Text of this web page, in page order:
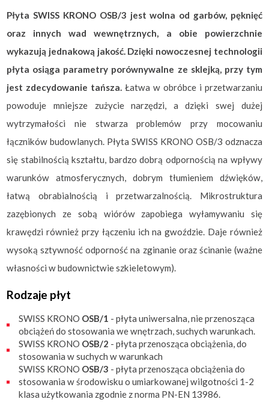
Płyta SWISS KRONO OSB/3 jest wolna od garbów, pęknięć
oraz innych wad wewnętrznych, a obie powierzchnie
wykazują jednakową jakość. Dzięki nowoczesnej technologii
płyta osiąga parametry porównywalne ze sklejką, przy tym
jest zdecydowanie tańsza. Łatwa w obróbce i przetwarzaniu
powoduje mniejsze zużycie narzędzi, a dzięki swej dużej
wytrzymałości nie stwarza problemów przy mocowaniu
łączników budowlanych. Płyta SWISS KRONO OSB/3 odznacza
się stabilnością kształtu, bardzo dobrą odpornością na wpływy
warunków atmosferycznych, dobrym tłumieniem dźwięków,
łatwą obrabialnością i przetwarzalnością. Mikrostruktura
zazębionych ze sobą wiórów zapobiega wyłamywaniu się
krawędzi również przy łączeniu ich na gwoździe. Daje również
wysoką sztywność odporność na zginanie oraz ścinanie (ważne
własności w budownictwie szkieletowym).
Rodzaje płyt
SWISS KRONO OSB/1 - płyta uniwersalna, nie przenosząca
obciążeń do stosowania we wnętrzach, suchych warunkach.
SWISS KRONO OSB/2 - płyta przenosząca obciążenia, do
stosowania w suchych w warunkach
SWISS KRONO OSB/3 - płyta przenosząca obciążenia do
stosowania w środowisku o umiarkowanej wilgotności 1-2
klasa użytkowania zgodnie z norma PN-EN 13986.